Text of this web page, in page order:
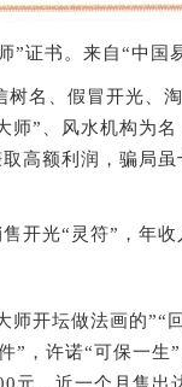
”证书。来自“中国
名、假冒开光、
师”、风水机构为
高额利润，骗局
光“灵符”，年收
开坛做法画的”“
”，许诺“可保一生